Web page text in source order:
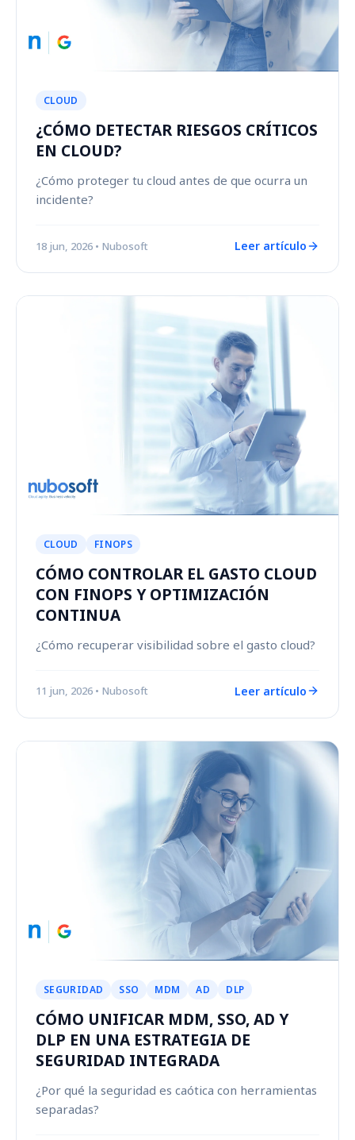
CLOUD
¿CÓMO DETECTAR RIESGOS CRÍTICOS
EN CLOUD?
¿Cómo proteger tu cloud antes de que ocurra un
incidente?
18 jun, 2026 • Nubosoft Leer artículo
CLOUD FINOPS
CÓMO CONTROLAR EL GASTO CLOUD
CON FINOPS Y OPTIMIZACIÓN
CONTINUA
¿Cómo recuperar visibilidad sobre el gasto cloud?
11 jun, 2026 • Nubosoft Leer artículo
SEGURIDAD SSO MDM AD DLP
CÓMO UNIFICAR MDM, SSO, AD Y
DLP EN UNA ESTRATEGIA DE
SEGURIDAD INTEGRADA
¿Por qué la seguridad es caótica con herramientas
separadas?